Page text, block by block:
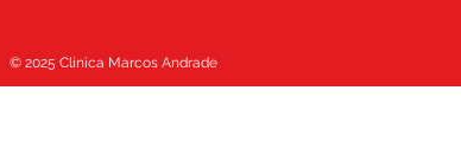
© 2025 Clínica Marcos Andrade